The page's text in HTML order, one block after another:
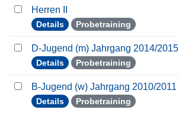
Herren II
Details Probetraining
D-Jugend (m) Jahrgang 2014/2015
Details Probetraining
B-Jugend (w) Jahrgang 2010/2011
Details Probetraining